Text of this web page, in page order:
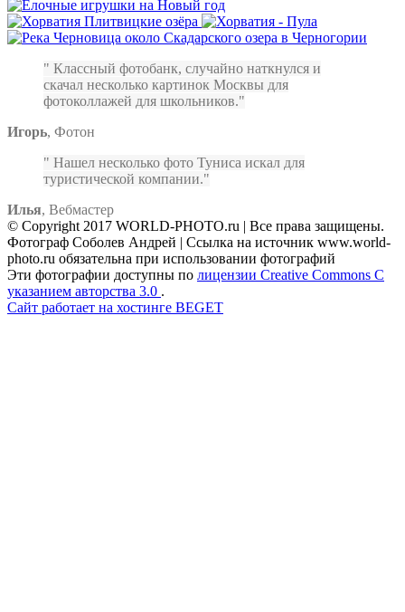
Классный фотобанк, случайно наткнулся и
скачал несколько картинок Москвы для
фотоколлажей для школьников.
Игорь, Фотон
Нашел несколько фото Туниса искал для
туристической компании.
Илья, Вебмастер
© Copyright 2017 WORLD-PHOTO.ru | Все права защищены.
Фотограф Соболев Андрей | Ссылка на источник www.world-
photo.ru обязательна при использовании фотографий
Эти фотографии доступны по лицензии Creative Commons С
указанием авторства 3.0 .
Сайт работает на хостинге BEGET